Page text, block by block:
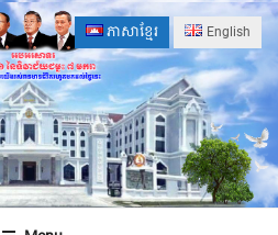
ភាសាខ្មែរ English